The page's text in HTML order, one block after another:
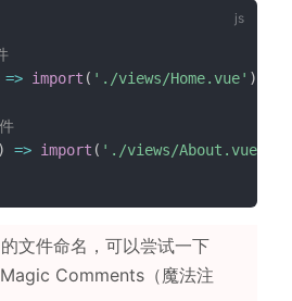
=> import ( './views/Home.vue' )
) => import ( './views/About.vue'
文件命名，可以尝试一下
Comments（魔法注